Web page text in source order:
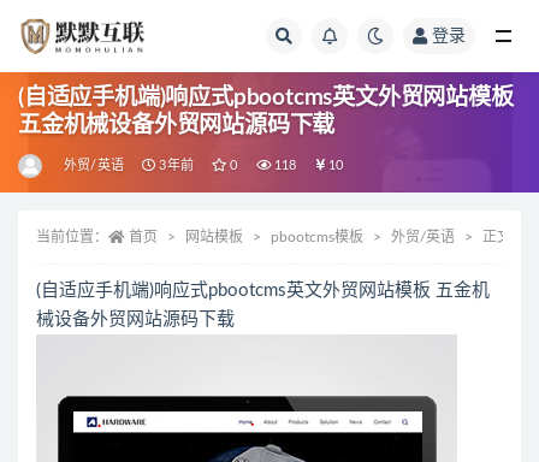
登录
(自适应手机端)响应式pbootcms英文外贸网站模板
五金机械设备外贸网站源码下载
外贸/英语 3年前 0 118 10
当前位置： 首页 网站模板 pbootcms模板 外贸/英语 正文
(自适应手机端)响应式pbootcms英文外贸网站模板 五金机
械设备外贸网站源码下载